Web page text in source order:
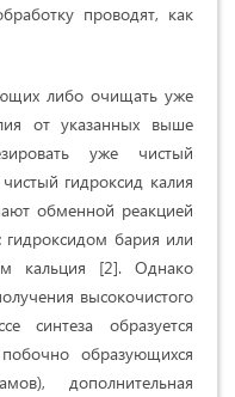
проводят, как
либо очищать уже
от указанных выше
уже чистый
гидроксид калия
обменной реакцией
гидроксидом бария или
кальция [2]. Однако
высокочистого
синтеза образуется
образующихся
дополнительная